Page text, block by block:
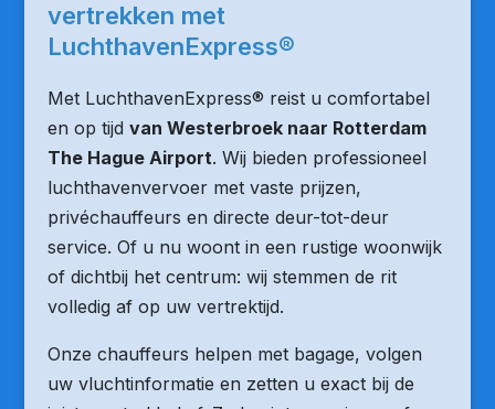
vertrekken met
LuchthavenExpress®
Met LuchthavenExpress® reist u comfortabel
en op tijd van Westerbroek naar Rotterdam
The Hague Airport. Wij bieden professioneel
luchthavenvervoer met vaste prijzen,
privéchauffeurs en directe deur-tot-deur
service. Of u nu woont in een rustige woonwijk
of dichtbij het centrum: wij stemmen de rit
volledig af op uw vertrektijd.
Onze chauffeurs helpen met bagage, volgen
uw vluchtinformatie en zetten u exact bij de